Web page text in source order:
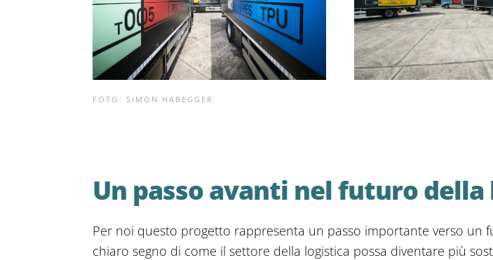
FOTO: SIMON HABEGGER
Un passo avanti nel futuro
Per noi questo progetto rappresenta un passo importante verso un
chiaro segno di come il settore della logistica possa diventare più